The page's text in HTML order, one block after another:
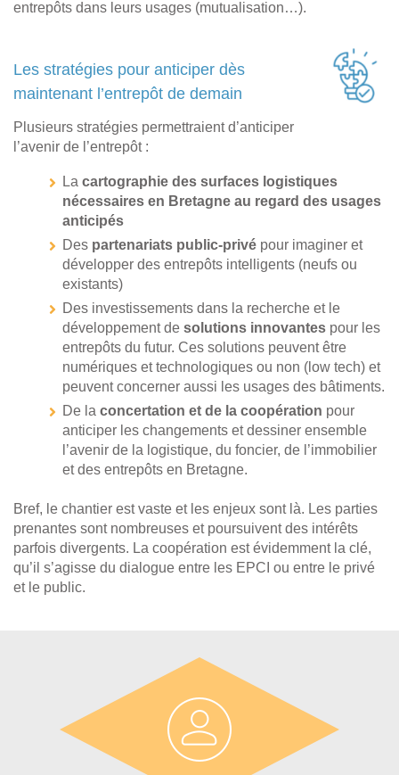
entrepôts dans leurs usages (mutualisation…).
Les stratégies pour anticiper dès
maintenant l’entrepôt de demain
Plusieurs stratégies permettraient d’anticiper
l’avenir de l’entrepôt :
La cartographie des surfaces logistiques
nécessaires en Bretagne au regard des usages
anticipés
Des partenariats public-privé pour imaginer et
développer des entrepôts intelligents (neufs ou
existants)
Des investissements dans la recherche et le
développement de solutions innovantes pour les
entrepôts du futur. Ces solutions peuvent être
numériques et technologiques ou non (low tech) et
peuvent concerner aussi les usages des bâtiments.
De la concertation et de la coopération pour
anticiper les changements et dessiner ensemble
l’avenir de la logistique, du foncier, de l’immobilier
et des entrepôts en Bretagne.
Bref, le chantier est vaste et les enjeux sont là. Les parties
prenantes sont nombreuses et poursuivent des intérêts
parfois divergents. La coopération est évidemment la clé,
qu’il s’agisse du dialogue entre les EPCI ou entre le privé
et le public.